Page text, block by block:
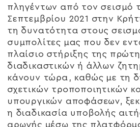
πληγέντων από τον σεισμό
Σεπτεμβρίου 2021 στην
τη δυνατότητα στους
συμπολίτες μας που δεν
πλαίσιο στήριξης της
διαδικαστικών ή άλλων
κάνουν τώρα, καθώς με τη
σχετικών τροποποιητικών
υπουργικών αποφάσεων,
η διαδικασία υποβολής
αρωγής μέσω της